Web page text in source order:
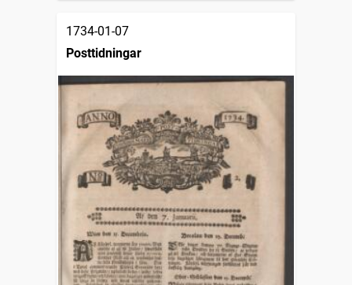
1734-01-07
Posttidningar